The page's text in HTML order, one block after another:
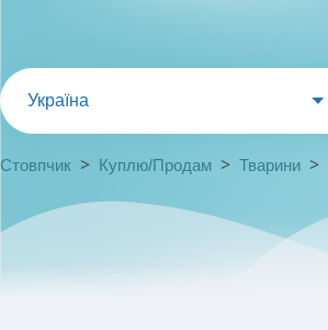
Україна
Стовпчик > Куплю/Продам > Тварини >